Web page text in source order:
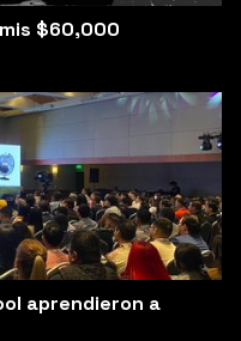
$60,000
aprendieron a